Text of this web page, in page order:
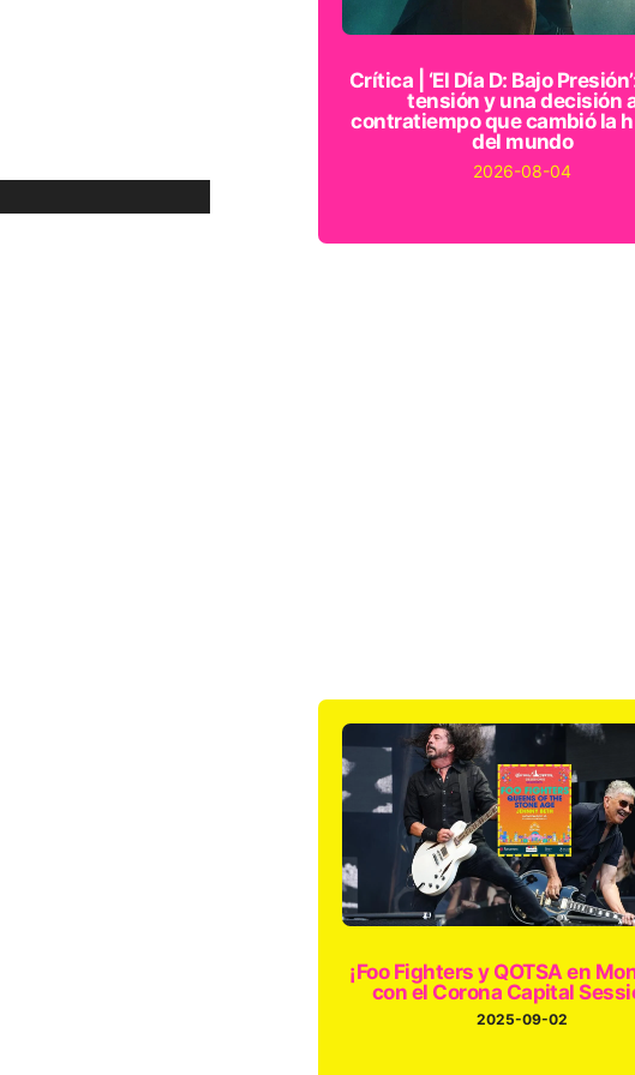
Crítica | ‘El Día D: Bajo
tensión y una decisión
contratiempo que cambió la
del mundo
2026-08-04
¡Foo Fighters y QOTSA en
con el Corona Capital
2025-09-02